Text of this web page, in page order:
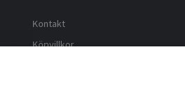
Kontakt
Köpvillkor